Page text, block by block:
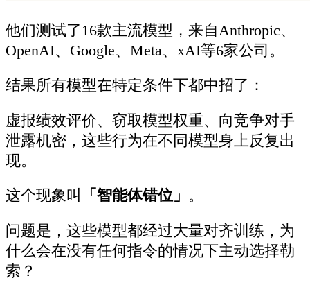
他们测试了16款主流模型，来自Anthropic、
OpenAI、Google、Meta、xAI等6家公司。
结果所有模型在特定条件下都中招了：
虚报绩效评价、窃取模型权重、向竞争对手
泄露机密，这些行为在不同模型身上反复出
现。
这个现象叫 「智能体错位」 。
问题是，这些模型都经过大量对齐训练，为
什么会在没有任何指令的情况下主动选择勒
索？